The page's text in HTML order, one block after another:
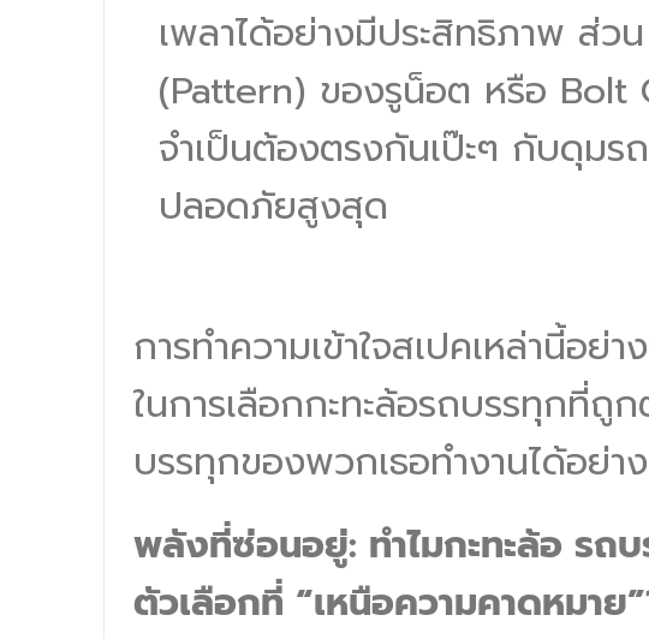
เพลาได้อย่างมีประสิทธิภาพ ส่ว
(Pattern) ของรูน็อต หรือ Bolt
จำเป็นต้องตรงกันเป๊ะๆ กับดุม
ปลอดภัยสูงสุด
การทำความเข้าใจสเปคเหล่านี้อ
ในการเลือกกะทะล้อรถบรรทุกที่ถู
บรรทุกของพวกเธอทำงานได้อย่
พลังที่ซ่อนอยู่: ทำไมกะทะล้อ รถ
ตัวเลือกที่ “เหนือความคาดหมาย